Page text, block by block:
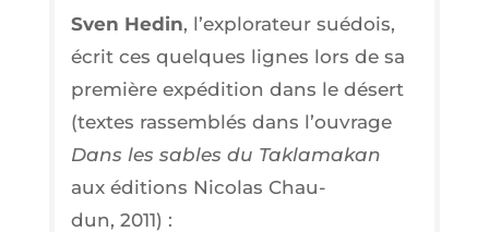
Sven Hedin, l’ex­plo­ra­teur sué­dois,
écrit ces quelques lignes lors de sa
pre­mière expé­di­tion dans le désert
(textes ras­sem­blés dans l’ou­vrage
Dans les sables du Tak­la­ma­kan
aux édi­tions Nico­las Chau­
dun, 2011) :